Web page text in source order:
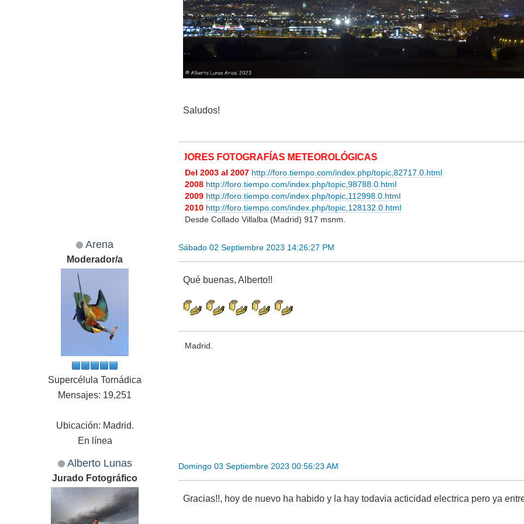
Saludos!
MIS MEJORES FOTOGRAFÍAS METEOROLÓGICAS
Del 2003 al 2007 http://foro.tiempo.com/index.php/topic,82717.0.html
2008 http://foro.tiempo.com/index.php/topic,98788.0.html
2009 http://foro.tiempo.com/index.php/topic,112998.0.html
2010 http://foro.tiempo.com/index.php/topic,128132.0.html
Desde Collado Villalba (Madrid) 917 msnm.
Arena
Moderador/a
Supercélula Tornádica
Mensajes: 19,251
Ubicación: Madrid.
En línea
Sábado 02 Septiembre 2023 14:26:27 PM
Qué buenas, Alberto!!
Madrid.
Alberto Lunas
Jurado Fotográfico
Domingo 03 Septiembre 2023 00:56:23 AM
Gracias!!, hoy de nuevo ha habido y la hay todavia acticidad electrica pero ya